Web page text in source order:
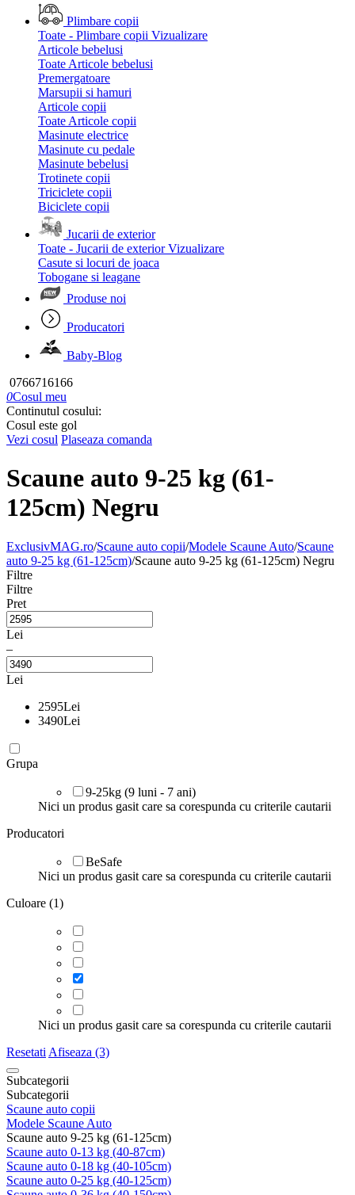
Plimbare copii
Toate - Plimbare copii Vizualizare
Articole bebelusi
Toate Articole bebelusi
Premergatoare
Marsupii si hamuri
Articole copii
Toate Articole copii
Masinute electrice
Masinute cu pedale
Masinute bebelusi
Trotinete copii
Triciclete copii
Biciclete copii
Jucarii de exterior
Toate - Jucarii de exterior Vizualizare
Casute si locuri de joaca
Tobogane si leagane
Produse noi
Producatori
Baby-Blog
0766716166
0Cosul meu
Continutul cosului:
Cosul este gol
Vezi cosul Plaseaza comanda
Scaune auto 9-25 kg (61-
125cm) Negru
ExclusivMAG.ro/Scaune auto copii/Modele Scaune Auto/Scaune
auto 9-25 kg (61-125cm)/Scaune auto 9-25 kg (61-125cm) Negru
Filtre
Filtre
Pret
Lei
–
Lei
2595Lei
3490Lei
Grupa
9-25kg (9 luni - 7 ani)
Nici un produs gasit care sa corespunda cu criterile cautarii
Producatori
BeSafe
Nici un produs gasit care sa corespunda cu criterile cautarii
Culoare (1)
Nici un produs gasit care sa corespunda cu criterile cautarii
Resetati Afiseaza (3)
Subcategorii
Subcategorii
Scaune auto copii
Modele Scaune Auto
Scaune auto 9-25 kg (61-125cm)
Scaune auto 0-13 kg (40-87cm)
Scaune auto 0-18 kg (40-105cm)
Scaune auto 0-25 kg (40-125cm)